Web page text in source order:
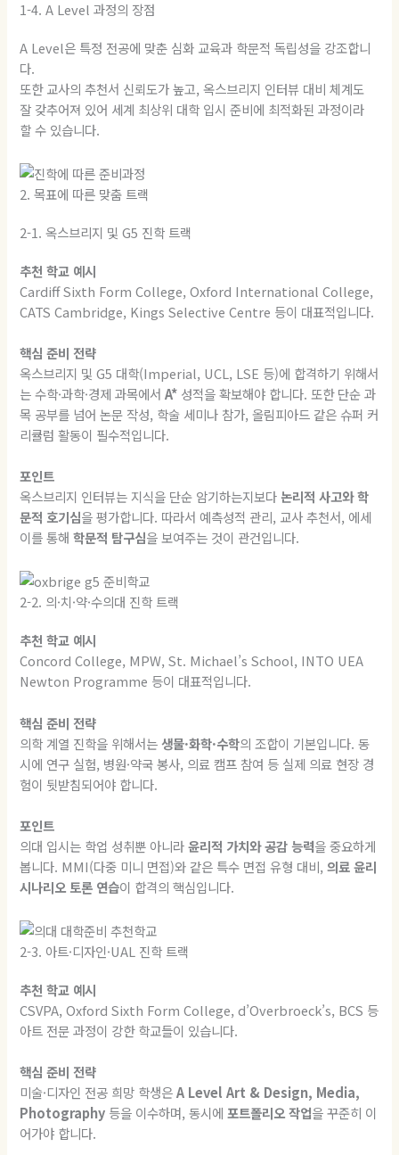
1-4. A Level 과정의 장점
A Level은 특정 전공에 맞춘 심화 교육과 학문적 독립성을 강조합니
다.
또한 교사의 추천서 신뢰도가 높고, 옥스브리지 인터뷰 대비 체계도
잘 갖추어져 있어 세계 최상위 대학 입시 준비에 최적화된 과정이라
할 수 있습니다.
2. 목표에 따른 맞춤 트랙
2-1. 옥스브리지 및 G5 진학 트랙
추천 학교 예시
Cardiff Sixth Form College, Oxford International College,
CATS Cambridge, Kings Selective Centre 등이 대표적입니다.
핵심 준비 전략
옥스브리지 및 G5 대학(Imperial, UCL, LSE 등)에 합격하기 위해서
는 수학·과학·경제 과목에서A* 성적을 확보해야 합니다. 또한 단순 과
목 공부를 넘어 논문 작성, 학술 세미나 참가, 올림피아드 같은 슈퍼 커
리큘럼 활동이 필수적입니다.
포인트
옥스브리지 인터뷰는 지식을 단순 암기하는지보다 논리적 사고와 학
문적 호기심을 평가합니다. 따라서 예측성적 관리, 교사 추천서, 에세
이를 통해학문적 탐구심을 보여주는 것이 관건입니다.
2-2. 의·치·약·수의대 진학 트랙
추천 학교 예시
Concord College, MPW, St. Michael’s School, INTO UEA
Newton Programme 등이 대표적입니다.
핵심 준비 전략
의학 계열 진학을 위해서는생물·화학·수학의 조합이 기본입니다. 동
시에 연구 실험, 병원·약국 봉사, 의료 캠프 참여 등 실제 의료 현장 경
험이 뒷받침되어야 합니다.
포인트
의대 입시는 학업 성취뿐 아니라윤리적 가치와 공감 능력을 중요하게
봅니다. MMI(다중 미니 면접)와 같은 특수 면접 유형 대비,의료 윤리
시나리오 토론 연습이 합격의 핵심입니다.
2-3. 아트·디자인·UAL 진학 트랙
추천 학교 예시
CSVPA, Oxford Sixth Form College, d’Overbroeck’s, BCS 등
아트 전문 과정이 강한 학교들이 있습니다.
핵심 준비 전략
미술·디자인 전공 희망 학생은A Level Art & Design, Media,
Photography 등을 이수하며, 동시에포트폴리오 작업을 꾸준히 이
어가야 합니다.